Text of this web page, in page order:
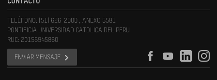
TELÉFONO: (51) 626-2000 , ANEXO 5581
PONTIFICIA UNIVERSIDAD CATOLICA DEL PERU
RUC: 20155945860
ENVIAR MENSAJE